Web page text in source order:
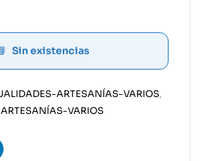
Sin existencias
ARTESANÍAS-VARIOS,
VARIOS